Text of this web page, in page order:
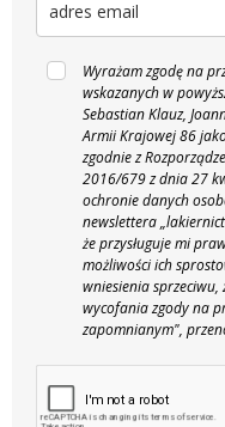
Wyrażam zgodę na
wskazanych w
Sebastian Klauz,
Armii Krajowej 86
zgodnie z
2016/679 z dnia 27
ochronie danych
newslettera
że przysługuje mi
możliwości ich
wniesienia
wycofania zgody na
zapomnianym",